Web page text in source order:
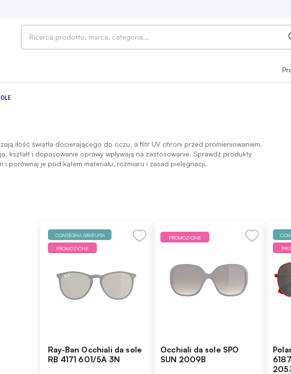
ilość światła docierającego do oczu, a filtr UV chroni przed promieniowaniem.
kształt i dopasowanie oprawy wpływają na zastosowanie. Sprawdź produkty
i porównaj je pod kątem materiału, rozmiaru i zasad pielęgnacji.
CONSEGNA GRATUITA
PROMOZIONE
Ray-Ban Occhiali da sole
RB 4171 601/5A 3N
PROMOZIONE
Occhiali da sole SPO
SUN 2009B